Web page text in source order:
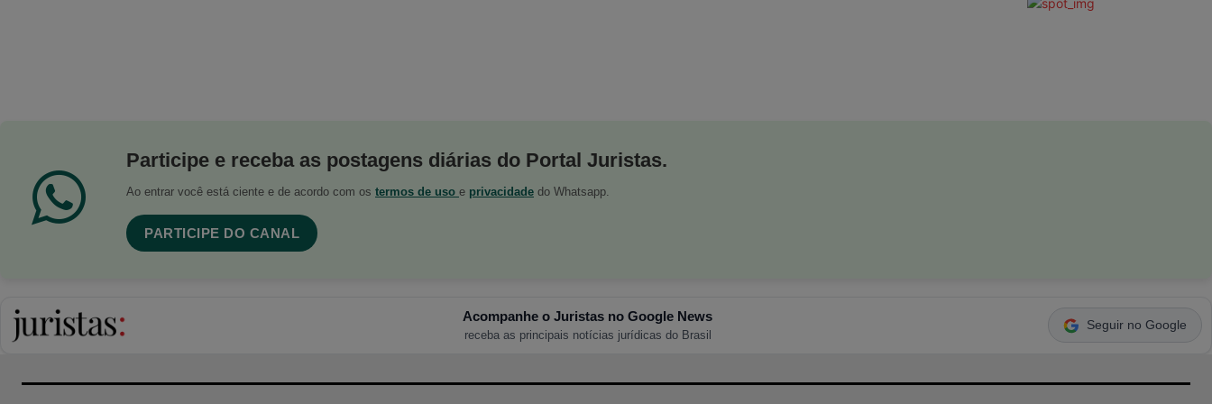
Participe e receba as postagens diárias do Portal Juristas.
Ao entrar você está ciente e de acordo com os termos de uso e privacidade do Whatsapp.
PARTICIPE DO CANAL
Acompanhe o Juristas no Google News
receba as principais notícias jurídicas do Brasil
Seguir no Google